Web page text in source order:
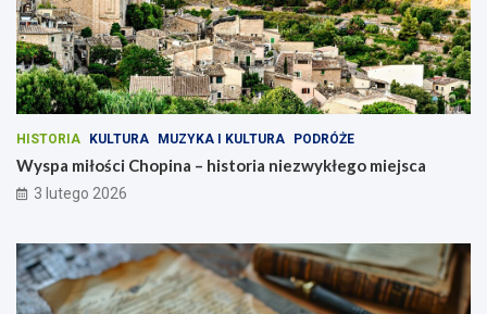
HISTORIA KULTURA MUZYKA I KULTURA PODRÓŻE
Wyspa miłości Chopina – historia niezwykłego miejsca
3 lutego 2026